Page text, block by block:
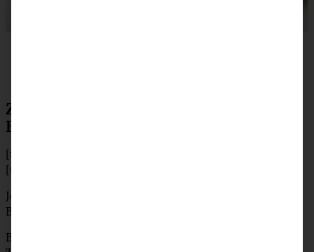
Zubereitung für Cheesecake im Glas mit
Blaubeeren
[tabs]
[tab title=”Zubereitung”]
Jeweils zwei Cookies in das Glas als “Boden” bröseln.
Beiseite stellen.
Blaubeeren verlesen und waschen. 300 g in einen kleinen